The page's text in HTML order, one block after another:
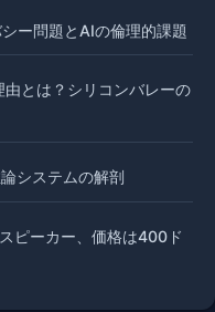
ー問題とAIの倫理的課題
とは？シリコンバレーの
システムの解剖
ピーカー、価格は400ド